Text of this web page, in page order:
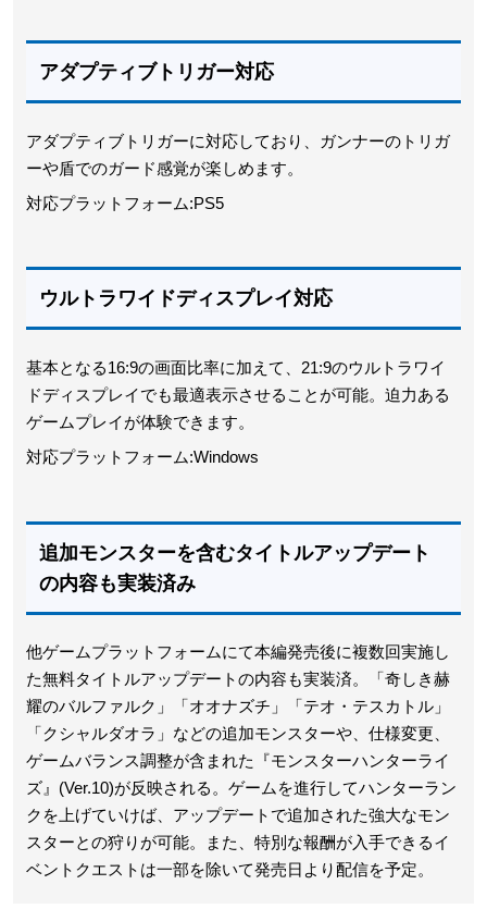
アダプティブトリガー対応
アダプティブトリガーに対応しており、ガンナーのトリガ
ーや盾でのガード感覚が楽しめます。
対応プラットフォーム:PS5
ウルトラワイドディスプレイ対応
基本となる16:9の画面比率に加えて、21:9のウルトラワイ
ドディスプレイでも最適表示させることが可能。迫力ある
ゲームプレイが体験できます。
対応プラットフォーム:Windows
追加モンスターを含むタイトルアップデート
の内容も実装済み
他ゲームプラットフォームにて本編発売後に複数回実施し
た無料タイトルアップデートの内容も実装済。「奇しき赫
耀のバルファルク」「オオナズチ」「テオ・テスカトル」
「クシャルダオラ」などの追加モンスターや、仕様変更、
ゲームバランス調整が含まれた『モンスターハンターライ
ズ』(Ver.10)が反映される。ゲームを進行してハンターラン
クを上げていけば、アップデートで追加された強大なモン
スターとの狩りが可能。また、特別な報酬が入手できるイ
ベントクエストは一部を除いて発売日より配信を予定。